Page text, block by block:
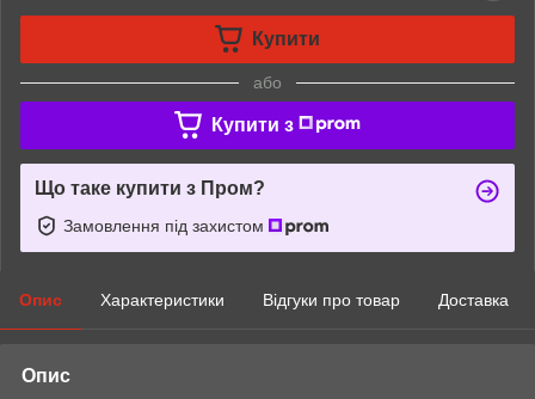
Купити
або
Купити з
Що таке купити з Пром?
Замовлення під захистом
Опис Характеристики Відгуки про товар Доставка
Опис